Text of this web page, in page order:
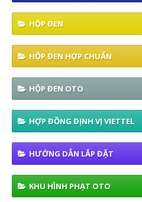
HỘP ĐEN
HỘP ĐEN HỢP CHUẨN
HỘP ĐEN OTO
HỢP ĐỒNG ĐỊNH VỊ VIETTEL
HƯỚNG DẪN LẮP ĐẶT
KHU HÌNH PHẠT OTO